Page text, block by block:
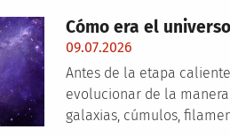
Cómo era el
09.07.2026
Antes de la etapa
evolucionar de la
galaxias, cúmulos,